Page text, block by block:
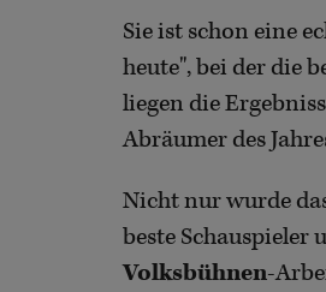
Sie ist schon eine
heute", bei der die
liegen die
Abräumer des
Nicht nur wurde
beste Schauspieler
Volksbühnen-